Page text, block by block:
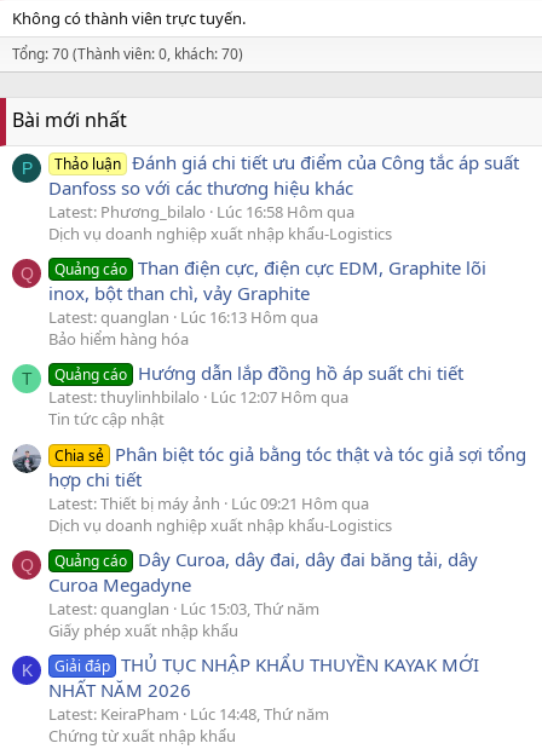
Không có thành viên trực tuyến.
Tổng: 70 (Thành viên: 0, khách: 70)
Bài mới nhất
P Thảo luận Đánh giá chi tiết ưu điểm của Công tắc áp suất
Danfoss so với các thương hiệu khác
Latest: Phương_bilalo
Lúc 16:58 Hôm qua
Dịch vụ doanh nghiệp xuất nhập khẩu-Logistics
Q Quảng cáo Than điện cực, điện cực EDM, Graphite lõi
inox, bột than chì, vảy Graphite
Latest: quanglan
Lúc 16:13 Hôm qua
Bảo hiểm hàng hóa
T Quảng cáo Hướng dẫn lắp đồng hồ áp suất chi tiết
Latest: thuylinhbilalo
Lúc 12:07 Hôm qua
Tin tức cập nhật
Chia sẻ Phân biệt tóc giả bằng tóc thật và tóc giả sợi tổng
hợp chi tiết
Latest: Thiết bị máy ảnh
Lúc 09:21 Hôm qua
Dịch vụ doanh nghiệp xuất nhập khẩu-Logistics
Q Quảng cáo Dây Curoa, dây đai, dây đai băng tải, dây
Curoa Megadyne
Latest: quanglan
Lúc 15:03, Thứ năm
Giấy phép xuất nhập khẩu
K Giải đáp THỦ TỤC NHẬP KHẨU THUYỀN KAYAK MỚI
NHẤT NĂM 2026
Latest: KeiraPham
Lúc 14:48, Thứ năm
Chứng từ xuất nhập khẩu